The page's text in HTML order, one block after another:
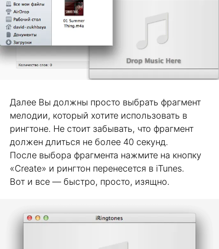
Далее Вы должны просто выбрать фрагмент
мелодии, который хотите использовать в
рингтоне. Не стоит забывать, что фрагмент
должен длиться не более 40 секунд.
После выбора фрагмента нажмите на кнопку
«Create» и рингтон перенесется в iTunes.
Вот и все — быстро, просто, изящно.